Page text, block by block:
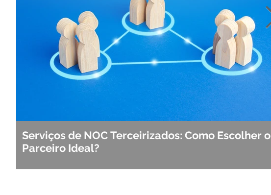
Serviços de NOC Terceirizados: Como Escolher o
Parceiro Ideal?